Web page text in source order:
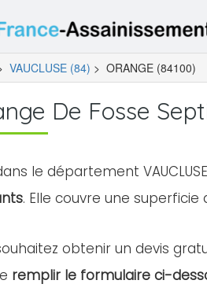
VAUCLUSE (84) > ORANGE (84100)
De Fosse
le département
. Elle couvre une superficie
obtenir un devis
remplir le formulaire ci-